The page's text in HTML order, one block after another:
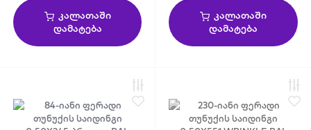
კალათაში
დამატება
კალათაში
დამატება